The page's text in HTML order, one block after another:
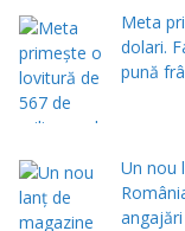
Meta
dolari.
pună
Un nou
angajări